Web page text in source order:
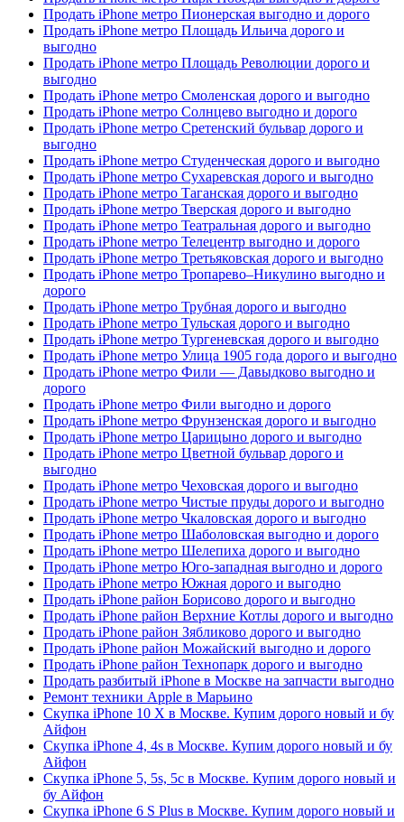
Продать iPhone метро Пионерская выгодно и дорого
Продать iPhone метро Площадь Ильича дорого и
выгодно
Продать iPhone метро Площадь Революции дорого и
выгодно
Продать iPhone метро Смоленская дорого и выгодно
Продать iPhone метро Солнцево выгодно и дорого
Продать iPhone метро Сретенский бульвар дорого и
выгодно
Продать iPhone метро Студенческая дорого и выгодно
Продать iPhone метро Сухаревская дорого и выгодно
Продать iPhone метро Таганская дорого и выгодно
Продать iPhone метро Тверская дорого и выгодно
Продать iPhone метро Театральная дорого и выгодно
Продать iPhone метро Телецентр выгодно и дорого
Продать iPhone метро Третьяковская дорого и выгодно
Продать iPhone метро Тропарево–Никулино выгодно и
дорого
Продать iPhone метро Трубная дорого и выгодно
Продать iPhone метро Тульская дорого и выгодно
Продать iPhone метро Тургеневская дорого и выгодно
Продать iPhone метро Улица 1905 года дорого и выгодно
Продать iPhone метро Фили — Давыдково выгодно и
дорого
Продать iPhone метро Фили выгодно и дорого
Продать iPhone метро Фрунзенская дорого и выгодно
Продать iPhone метро Царицыно дорого и выгодно
Продать iPhone метро Цветной бульвар дорого и
выгодно
Продать iPhone метро Чеховская дорого и выгодно
Продать iPhone метро Чистые пруды дорого и выгодно
Продать iPhone метро Чкаловская дорого и выгодно
Продать iPhone метро Шаболовская выгодно и дорого
Продать iPhone метро Шелепиха дорого и выгодно
Продать iPhone метро Юго-западная выгодно и дорого
Продать iPhone метро Южная дорого и выгодно
Продать iPhone район Борисово дорого и выгодно
Продать iPhone район Верхние Котлы дорого и выгодно
Продать iPhone район Зябликово дорого и выгодно
Продать iPhone район Можайский выгодно и дорого
Продать iPhone район Технопарк дорого и выгодно
Продать разбитый iPhone в Москве на запчасти выгодно
Ремонт техники Apple в Марьино
Скупка iPhone 10 X в Москве. Купим дорого новый и бу
Айфон
Скупка iPhone 4, 4s в Москве. Купим дорого новый и бу
Айфон
Скупка iPhone 5, 5s, 5c в Москве. Купим дорого новый и
бу Айфон
Скупка iPhone 6 S Plus в Москве. Купим дорого новый и